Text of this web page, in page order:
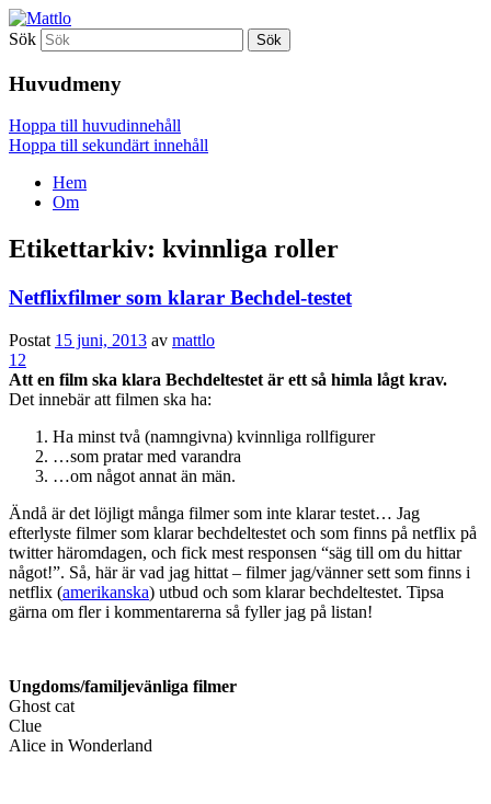
Mattlo
Sök
Huvudmeny
Hoppa till huvudinnehåll
Hoppa till sekundärt innehåll
Hem
Om
Etikettarkiv: kvinnliga roller
Netflixfilmer som klarar Bechdel-testet
Postat 15 juni, 2013 av mattlo
12
Att en film ska klara Bechdeltestet är ett så himla lågt krav.
Det innebär att filmen ska ha:
Ha minst två (namngivna) kvinnliga rollfigurer
…som pratar med varandra
…om något annat än män.
Ändå är det löjligt många filmer som inte klarar testet… Jag
efterlyste filmer som klarar bechdeltestet och som finns på netflix på
twitter häromdagen, och fick mest responsen “säg till om du hittar
något!”. Så, här är vad jag hittat – filmer jag/vänner sett som finns i
netflix (amerikanska) utbud och som klarar bechdeltestet. Tipsa
gärna om fler i kommentarerna så fyller jag på listan!
Ungdoms/familjevänliga filmer
Ghost cat
Clue
Alice in Wonderland